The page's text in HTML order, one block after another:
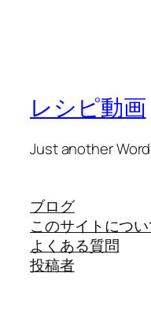
レシピ動画
Just another
ブログ
このサイトにつ
よくある質問
投稿者